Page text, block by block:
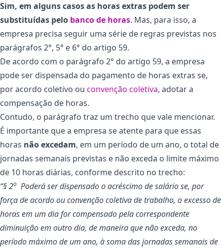
Sim, em alguns casos as horas extras podem ser
substituídas pelo banco de horas. Mas, para isso, a
empresa precisa seguir uma série de regras previstas nos
parágrafos 2°, 5° e 6° do artigo 59.
De acordo com o parágrafo 2° do artigo 59, a empresa
pode ser dispensada do pagamento de horas extras se,
por acordo coletivo ou convenção coletiva, adotar a
compensação de horas.
Contudo, o parágrafo traz um trecho que vale mencionar.
É importante que a empresa se atente para que essas
horas não excedam, em um período de um ano, o total de
jornadas semanais previstas e não exceda o limite máximo
de 10 horas diárias, conforme descrito no trecho:
“§ 2o Poderá ser dispensado o acréscimo de salário se, por
força de acordo ou convenção coletiva de trabalho, o excesso de
horas em um dia for compensado pela correspondente
diminuição em outro dia, de maneira que não exceda, no
período máximo de um ano, à soma das jornadas semanais de